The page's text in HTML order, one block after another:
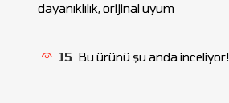
dayanıklılık, orijinal uyum
15 Bu ürünü şu anda inceliyor!